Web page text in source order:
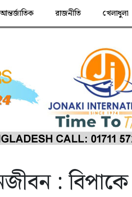
আন্তর্জাতিক রাজনীতি খেলাধুলা
: বিপাকে